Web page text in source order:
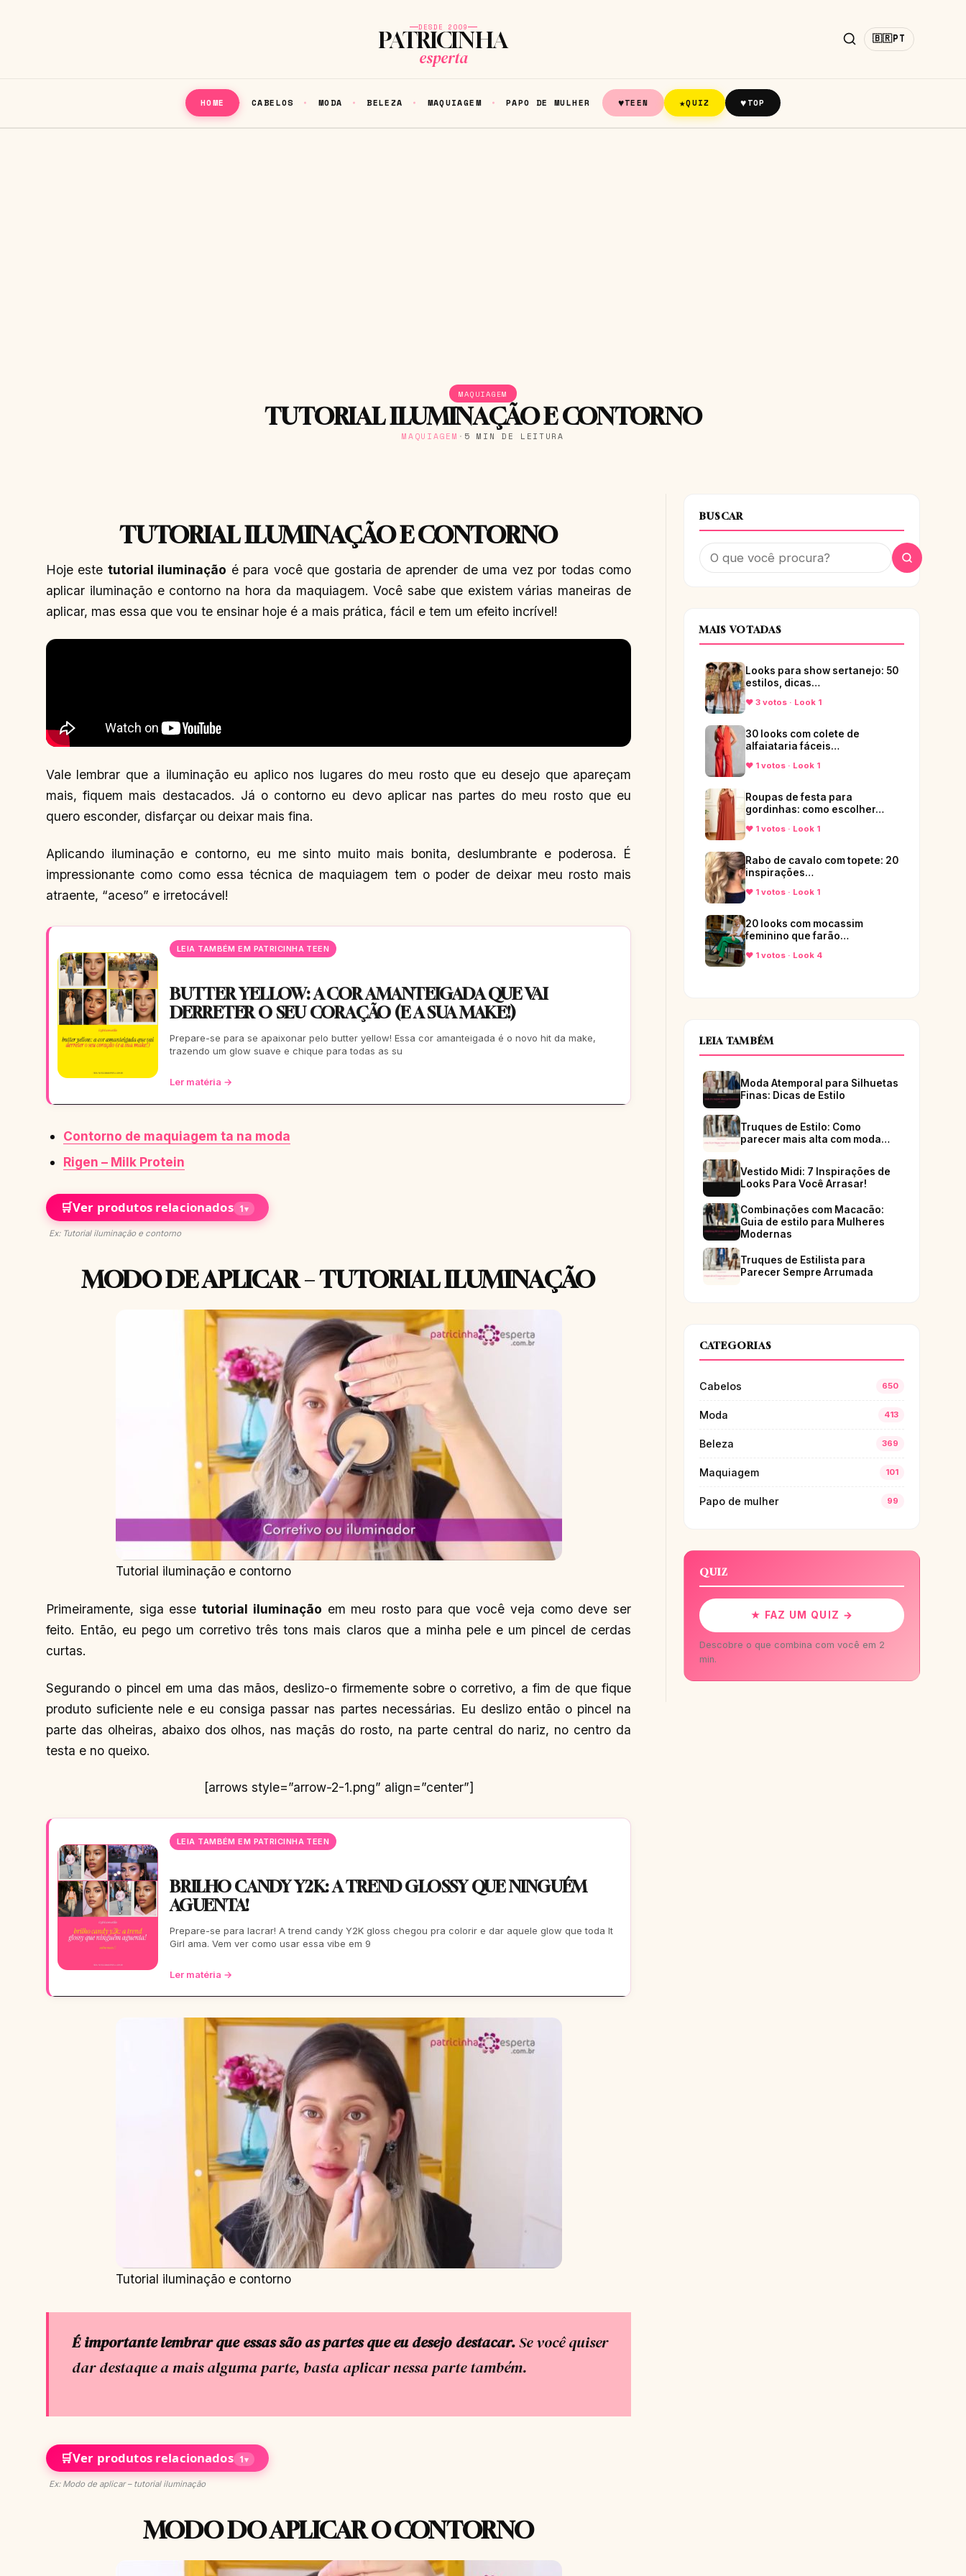
DESDE 2009
PATRICINHA
esperta
🇧🇷PT
HOME CABELOS MODA BELEZA MAQUIAGEM PAPO DE MULHER ♥TEEN ★QUIZ ♥TOP
MAQUIAGEM
TUTORIAL ILUMINAÇÃO E CONTORNO
MAQUIAGEM · 5 MIN DE LEITURA
TUTORIAL ILUMINAÇÃO E CONTORNO
Hoje este tutorial iluminação é para você que gostaria de aprender de uma vez por todas como
aplicar iluminação e contorno na hora da maquiagem. Você sabe que existem várias maneiras de
aplicar, mas essa que vou te ensinar hoje é a mais prática, fácil e tem um efeito incrível!
Vale lembrar que a iluminação eu aplico nos lugares do meu rosto que eu desejo que apareçam
mais, fiquem mais destacados. Já o contorno eu devo aplicar nas partes do meu rosto que eu
quero esconder, disfarçar ou deixar mais fina.
Aplicando iluminação e contorno, eu me sinto muito mais bonita, deslumbrante e poderosa. É
impressionante como como essa técnica de maquiagem tem o poder de deixar meu rosto mais
atraente, “aceso” e irretocável!
LEIA TAMBÉM EM PATRICINHA TEEN
BUTTER YELLOW: A COR AMANTEIGADA QUE VAI
DERRETER O SEU CORAÇÃO (E A SUA MAKE!)
Prepare-se para se apaixonar pelo butter yellow! Essa cor amanteigada é o novo hit da make,
trazendo um glow suave e chique para todas as su
Ler matéria →
Contorno de maquiagem ta na moda
Rigen – Milk Protein
🛒Ver produtos relacionados 1▾
Ex: Tutorial iluminação e contorno
MODO DE APLICAR – TUTORIAL ILUMINAÇÃO
Tutorial iluminação e contorno
Primeiramente, siga essetutorial iluminação em meu rosto para que você veja como deve ser
feito. Então, eu pego um corretivo três tons mais claros que a minha pele e um pincel de cerdas
curtas.
Segurando o pincel em uma das mãos, deslizo-o firmemente sobre o corretivo, a fim de que fique
produto suficiente nele e eu consiga passar nas partes necessárias. Eu deslizo então o pincel na
parte das olheiras, abaixo dos olhos, nas maçãs do rosto, na parte central do nariz, no centro da
testa e no queixo.
[arrows style=”arrow-2-1.png” align=”center”]
LEIA TAMBÉM EM PATRICINHA TEEN
BRILHO CANDY Y2K: A TREND GLOSSY QUE NINGUÉM
AGUENTA!
Prepare-se para lacrar! A trend candy Y2K gloss chegou pra colorir e dar aquele glow que toda It
Girl ama. Vem ver como usar essa vibe em 9
Ler matéria →
Tutorial iluminação e contorno
É importante lembrar que essas são as partes que eu desejo destacar.Se você quiser
dar destaque a mais alguma parte, basta aplicar nessa parte também.
🛒Ver produtos relacionados 1▾
Ex: Modo de aplicar – tutorial iluminação
MODO DO APLICAR O CONTORNO
BUSCAR
MAIS VOTADAS
Looks para show sertanejo: 50
estilos, dicas…
♥ 3 votos · Look 1
30 looks com colete de
alfaiataria fáceis…
♥ 1 votos · Look 1
Roupas de festa para
gordinhas: como escolher…
♥ 1 votos · Look 1
Rabo de cavalo com topete: 20
inspirações…
♥ 1 votos · Look 1
20 looks com mocassim
feminino que farão…
♥ 1 votos · Look 4
LEIA TAMBÉM
Moda Atemporal para Silhuetas
Finas: Dicas de Estilo
Truques de Estilo: Como
parecer mais alta com moda…
Vestido Midi: 7 Inspirações de
Looks Para Você Arrasar!
Combinações com Macacão:
Guia de estilo para Mulheres
Modernas
Truques de Estilista para
Parecer Sempre Arrumada
CATEGORIAS
Cabelos 650
Moda 413
Beleza 369
Maquiagem 101
Papo de mulher 99
QUIZ
★ FAZ UM QUIZ →
Descobre o que combina com você em 2
min.